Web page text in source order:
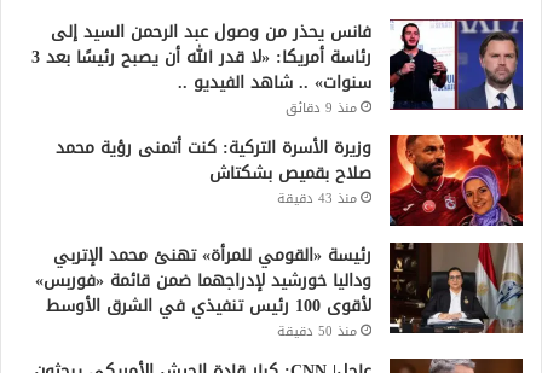
فانس يحذر من وصول عبد الرحمن السيد إلى
رئاسة أمريكا: «لا قدر الله أن يصبح رئيسًا بعد 3
سنوات» .. شاهد الفيديو ..
منذ 9 دقائق
وزيرة الأسرة التركية: كنت أتمنى رؤية محمد
صلاح بقميص بشكتاش
منذ 43 دقيقة
رئيسة «القومي للمرأة» تهنئ محمد الإتربي
وداليا خورشيد لإدراجهما ضمن قائمة «فوربس»
لأقوى 100 رئيس تنفيذي في الشرق الأوسط
منذ 50 دقيقة